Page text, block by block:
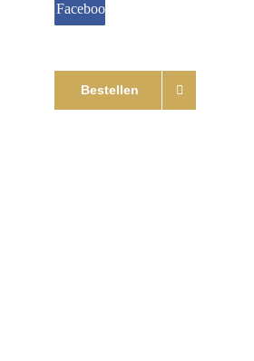
Facebook
Bestellen